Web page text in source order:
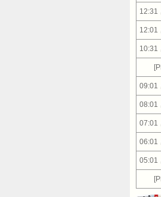
12:31
12:01
10:31
09:01
08:01
07:01
06:01
05:01